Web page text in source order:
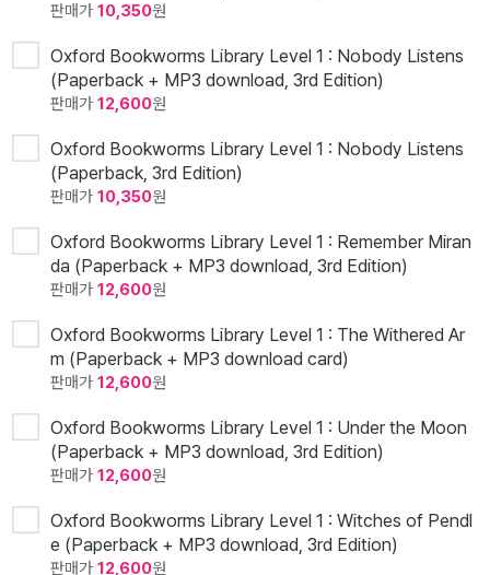
판매가 10,350원
Oxford Bookworms Library Level 1 : Nobody Listens
(Paperback + MP3 download, 3rd Edition)
판매가 12,600원
Oxford Bookworms Library Level 1 : Nobody Listens
(Paperback, 3rd Edition)
판매가 10,350원
Oxford Bookworms Library Level 1 : Remember Miran
da (Paperback + MP3 download, 3rd Edition)
판매가 12,600원
Oxford Bookworms Library Level 1 : The Withered Ar
m (Paperback + MP3 download card)
판매가 12,600원
Oxford Bookworms Library Level 1 : Under the Moon
(Paperback + MP3 download, 3rd Edition)
판매가 12,600원
Oxford Bookworms Library Level 1 : Witches of Pendl
e (Paperback + MP3 download, 3rd Edition)
판매가 12,600원